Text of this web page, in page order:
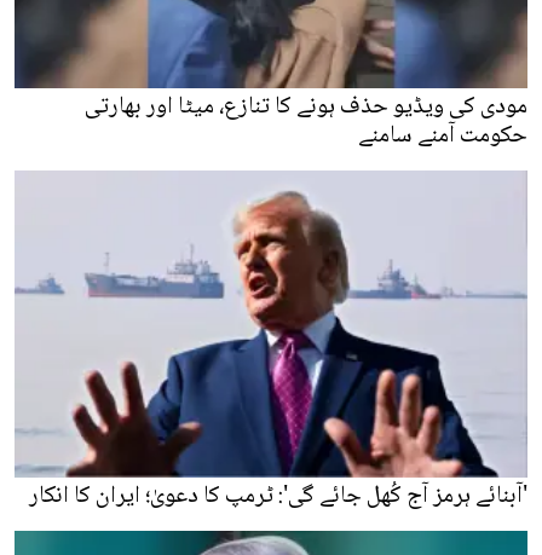
مودی کی ویڈیو حذف ہونے کا تنازع، میٹا اور بھارتی
حکومت آمنے سامنے
'آبنائے ہرمز آج کُھل جائے گی': ٹرمپ کا دعویٰ؛ ایران کا انکار